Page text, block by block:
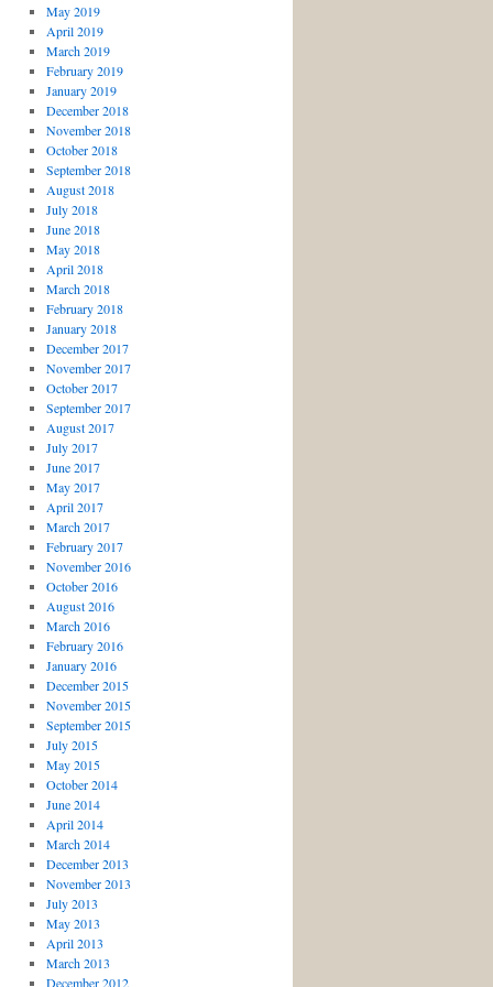
May 2019
April 2019
March 2019
February 2019
January 2019
December 2018
November 2018
October 2018
September 2018
August 2018
July 2018
June 2018
May 2018
April 2018
March 2018
February 2018
January 2018
December 2017
November 2017
October 2017
September 2017
August 2017
July 2017
June 2017
May 2017
April 2017
March 2017
February 2017
November 2016
October 2016
August 2016
March 2016
February 2016
January 2016
December 2015
November 2015
September 2015
July 2015
May 2015
October 2014
June 2014
April 2014
March 2014
December 2013
November 2013
July 2013
May 2013
April 2013
March 2013
December 2012